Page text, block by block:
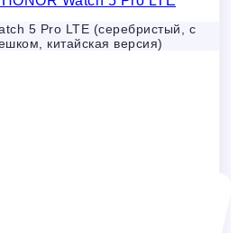
5 Pro LTE (серебристый, с
китайская версия)